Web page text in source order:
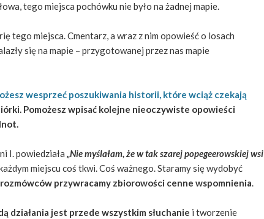
tego miejsca pochówku nie było na żadnej mapie.
tego miejsca. Cmentarz, a wraz z nim opowieść o losach
się na mapie – przygotowanej przez nas mapie
wesprzeć poszukiwania historii, które wciąż czekają
Pomożesz wpisać kolejne nieoczywiste opowieści
I. powiedziała „Nie myślałam, że w tak szarej popegeerowskiej wsi
miejscu coś tkwi. Coś ważnego. Staramy się wydobyć
przywracamy zbiorowości cenne wspomnienia.
działania jest przede wszystkim słuchanie i tworzenie